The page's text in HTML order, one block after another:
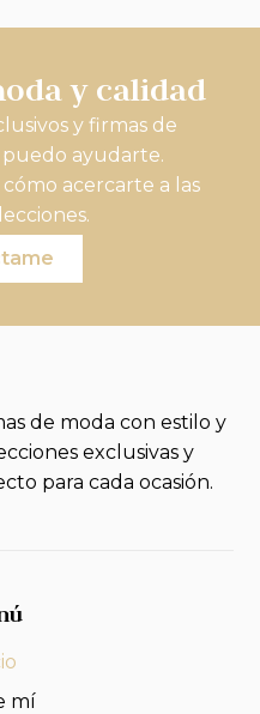
y calidad
y firmas de
puedo ayudarte.
acercarte a las
de moda con estilo y
exclusivas y
para cada ocasión.
mí